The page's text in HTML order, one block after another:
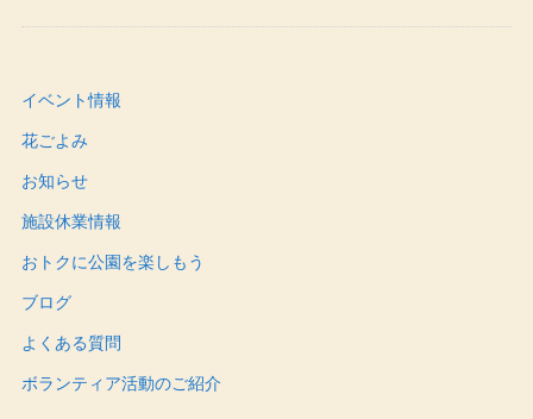
イベント情報
花ごよみ
お知らせ
施設休業情報
おトクに公園を楽しもう
ブログ
よくある質問
ボランティア活動のご紹介